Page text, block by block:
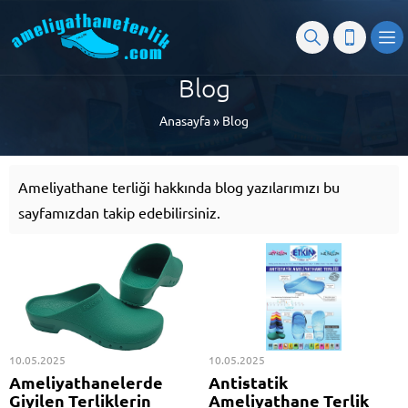
Blog
Anasayfa» Blog
Ameliyathane terliği hakkında blog yazılarımızı bu
sayfamızdan takip edebilirsiniz.
10.05.2025
Ameliyathanelerde
Giyilen Terliklerin
10.05.2025
Antistatik
Ameliyathane Terlik